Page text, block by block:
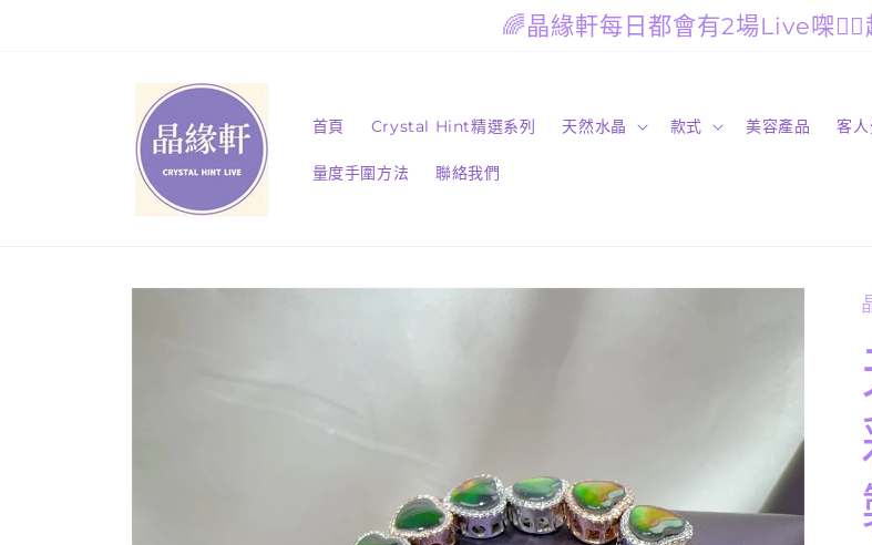
🌈晶緣軒每日都會有2場Live㗎
首頁 Crystal Hint精選系列 天然水晶 款式 美容產品 客
量度手圍方法 聯絡我們